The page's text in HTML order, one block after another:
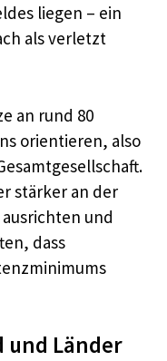
liegen – ein
als verletzt
an rund 80
orientieren, also
stärker an der
und
dass
Länder